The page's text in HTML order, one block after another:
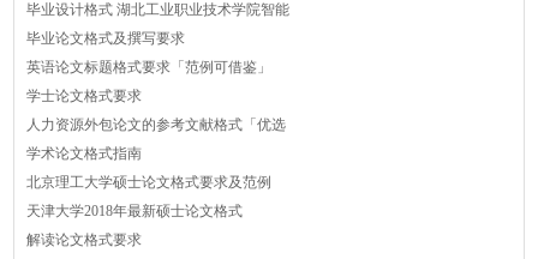
毕业设计格式 湖北工业职业技术学院智能
毕业论文格式及撰写要求
英语论文标题格式要求「范例可借鉴」
学士论文格式要求
人力资源外包论文的参考文献格式「优选
学术论文格式指南
北京理工大学硕士论文格式要求及范例
天津大学2018年最新硕士论文格式
解读论文格式要求